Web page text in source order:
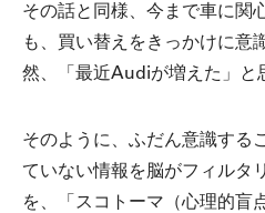
その話と同様、今まで車に関
も、買い替えをきっかけに意
然、「最近Audiが増えた」と
そのように、ふだん意識する
ていない情報を脳がフィルタ
を、「スコトーマ（心理的盲